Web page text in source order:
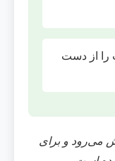
از دست
می‌رود و برای